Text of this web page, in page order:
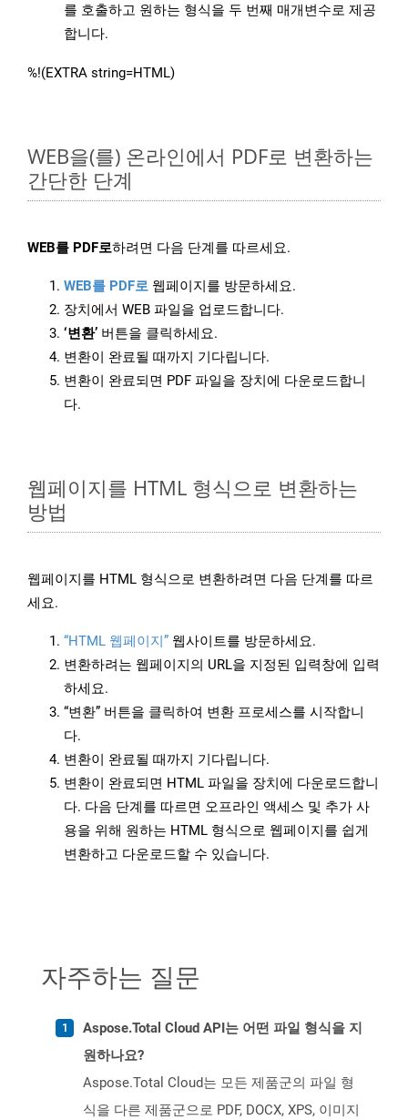
를 호출하고 원하는 형식을 두 번째 매개변수로 제공
합니다.
%!(EXTRA string=HTML)
WEB을(를) 온라인에서 PDF로 변환하는
간단한 단계
WEB를 PDF로하려면 다음 단계를 따르세요.
WEB를 PDF로 웹페이지를 방문하세요.
장치에서 WEB 파일을 업로드합니다.
‘변환’ 버튼을 클릭하세요.
변환이 완료될 때까지 기다립니다.
변환이 완료되면 PDF 파일을 장치에 다운로드합니
다.
웹페이지를 HTML 형식으로 변환하는
방법
웹페이지를 HTML 형식으로 변환하려면 다음 단계를 따르
세요.
“HTML 웹페이지” 웹사이트를 방문하세요.
변환하려는 웹페이지의 URL을 지정된 입력창에 입력
하세요.
“변환” 버튼을 클릭하여 변환 프로세스를 시작합니
다.
변환이 완료될 때까지 기다립니다.
변환이 완료되면 HTML 파일을 장치에 다운로드합니
다. 다음 단계를 따르면 오프라인 액세스 및 추가 사
용을 위해 원하는 HTML 형식으로 웹페이지를 쉽게
변환하고 다운로드할 수 있습니다.
자주하는 질문
Aspose.Total Cloud API는 어떤 파일 형식을 지
원하나요?
Aspose.Total Cloud는 모든 제품군의 파일 형
식을 다른 제품군으로 PDF, DOCX, XPS, 이미지